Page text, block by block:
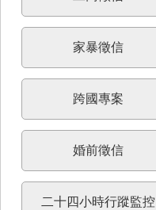
家暴徵信
跨國專案
婚前徵信
二十四小時行蹤監控